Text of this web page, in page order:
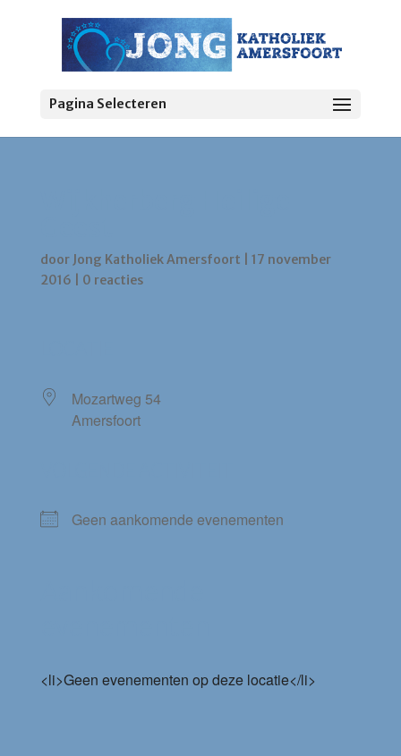
Pagina Selecteren
door Jong Katholiek Amersfoort
17 november
2016
0 reacties
Mozartweg 54
Amersfoort
Geen aankomende evenementen
<li>Geen evenementen op deze locatie</li>